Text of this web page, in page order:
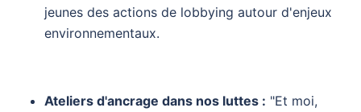
jeunes des actions de lobbying autour d'enjeux
environnementaux.
Ateliers d'ancrage dans nos luttes : "Et moi,